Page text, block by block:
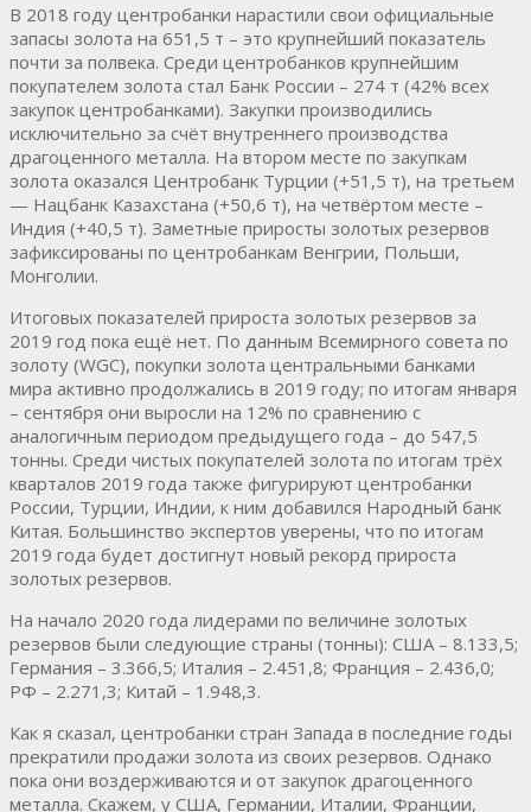
В 2018 году центробанки нарастили свои официальные
запасы золота на 651,5 т – это крупнейший показатель
почти за полвека. Среди центробанков крупнейшим
покупателем золота стал Банк России – 274 т (42% всех
закупок центробанками). Закупки производились
исключительно за счёт внутреннего производства
драгоценного металла. На втором месте по закупкам
золота оказался Центробанк Турции (+51,5 т), на третьем
— Нацбанк Казахстана (+50,6 т), на четвёртом месте –
Индия (+40,5 т). Заметные приросты золотых резервов
зафиксированы по центробанкам Венгрии, Польши,
Монголии.
Итоговых показателей прироста золотых резервов за
2019 год пока ещё нет. По данным Всемирного совета по
золоту (WGC), покупки золота центральными банками
мира активно продолжались в 2019 году; по итогам января
– сентября они выросли на 12% по сравнению с
аналогичным периодом предыдущего года – до 547,5
тонны. Среди чистых покупателей золота по итогам трёх
кварталов 2019 года также фигурируют центробанки
России, Турции, Индии, к ним добавился Народный банк
Китая. Большинство экспертов уверены, что по итогам
2019 года будет достигнут новый рекорд прироста
золотых резервов.
На начало 2020 года лидерами по величине золотых
резервов были следующие страны (тонны): США – 8.133,5;
Германия – 3.366,5; Италия – 2.451,8; Франция – 2.436,0;
РФ – 2.271,3; Китай – 1.948,3.
Как я сказал, центробанки стран Запада в последние годы
прекратили продажи золота из своих резервов. Однако
пока они воздерживаются и от закупок драгоценного
металла. Скажем, у США, Германии, Италии, Франции,